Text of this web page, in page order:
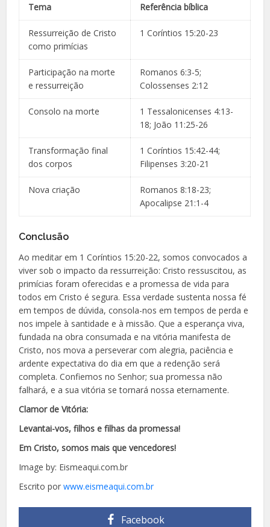
Tema Referência bíblica
Ressurreição de Cristo
como primícias
1 Coríntios 15:20-23
Participação na morte
e ressurreição
Romanos 6:3-5;
Colossenses 2:12
Consolo na morte
1 Tessalonicenses 4:13-
18; João 11:25-26
Transformação final
dos corpos
1 Coríntios 15:42-44;
Filipenses 3:20-21
Nova criação
Romanos 8:18-23;
Apocalipse 21:1-4
Conclusão
Ao meditar em 1 Coríntios 15:20-22, somos convocados a
viver sob o impacto da ressurreição: Cristo ressuscitou, as
primícias foram oferecidas e a promessa de vida para
todos em Cristo é segura. Essa verdade sustenta nossa fé
em tempos de dúvida, consola-nos em tempos de perda e
nos impele à santidade e à missão. Que a esperança viva,
fundada na obra consumada e na vitória manifesta de
Cristo, nos mova a perseverar com alegria, paciência e
ardente expectativa do dia em que a redenção será
completa. Confiemos no Senhor; sua promessa não
falhará, e a sua vitória se tornará nossa eternamente.
Clamor de Vitória:
Levantai-vos, filhos e filhas da promessa!
Em Cristo, somos mais que vencedores!
Image by: Eismeaqui.com.br
Escrito porwww.eismeaqui.com.br
Facebook